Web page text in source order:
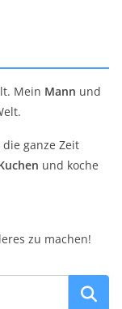
Mein Mann und
ganze Zeit
und koche
zu machen!